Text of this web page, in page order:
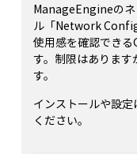
ManageEngineのネ
ル「Network
使用感を確認できる
す。制限はありま
す。
インストールや設
ください。